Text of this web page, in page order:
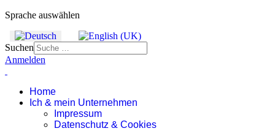
Sprache auswählen
Suchen
Anmelden
Home
Ich & mein Unternehmen
Impressum
Datenschutz & Cookies